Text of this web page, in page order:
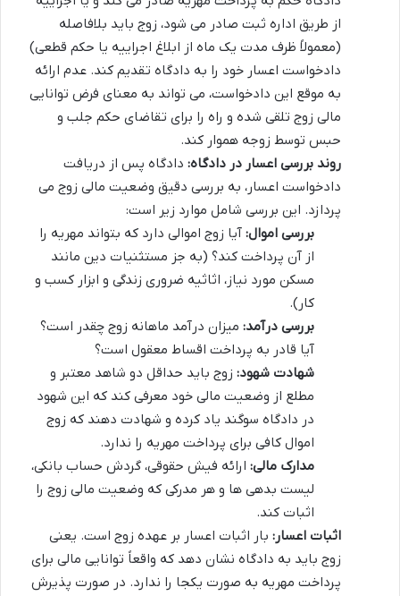
از طریق اداره ثبت صادر می شود، زوج باید بلافاصله
(معمولاً ظرف مدت یک ماه از ابلاغ اجراییه یا حکم قطعی)
دادخواست اعسار خود را به دادگاه تقدیم کند. عدم ارائه
به موقع این دادخواست، می تواند به معنای فرض توانایی
مالی زوج تلقی شده و راه را برای تقاضای حکم جلب و
حبس توسط زوجه هموار کند.
روند بررسی اعسار در دادگاه: دادگاه پس از دریافت
دادخواست اعسار، به بررسی دقیق وضعیت مالی زوج می
پردازد. این بررسی شامل موارد زیر است:
بررسی اموال: آیا زوج اموالی دارد که بتواند مهریه را
از آن پرداخت کند؟ (به جز مستثنیات دین مانند
مسکن مورد نیاز، اثاثیه ضروری زندگی و ابزار کسب و
کار).
بررسی درآمد: میزان درآمد ماهانه زوج چقدر است؟
آیا قادر به پرداخت اقساط معقول است؟
شهادت شهود: زوج باید حداقل دو شاهد معتبر و
مطلع از وضعیت مالی خود معرفی کند که این شهود
در دادگاه سوگند یاد کرده و شهادت دهند که زوج
اموال کافی برای پرداخت مهریه را ندارد.
مدارک مالی: ارائه فیش حقوقی، گردش حساب بانکی،
لیست بدهی ها و هر مدرکی که وضعیت مالی زوج را
اثبات کند.
اثبات اعسار: بار اثبات اعسار بر عهده زوج است. یعنی
زوج باید به دادگاه نشان دهد که واقعاً توانایی مالی برای
پرداخت مهریه به صورت یکجا را ندارد. در صورت پذیرش